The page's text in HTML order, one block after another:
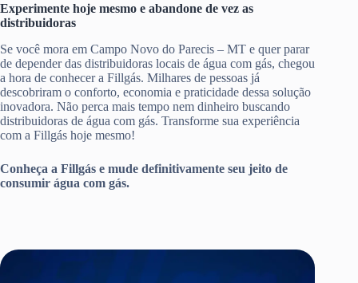
Experimente hoje mesmo e abandone de vez as
distribuidoras
Se você mora em Campo Novo do Parecis – MT e quer parar
de depender das distribuidoras locais de água com gás, chegou
a hora de conhecer a Fillgás. Milhares de pessoas já
descobriram o conforto, economia e praticidade dessa solução
inovadora. Não perca mais tempo nem dinheiro buscando
distribuidoras de água com gás. Transforme sua experiência
com a Fillgás hoje mesmo!
Conheça a Fillgás e mude definitivamente seu jeito de
consumir água com gás.